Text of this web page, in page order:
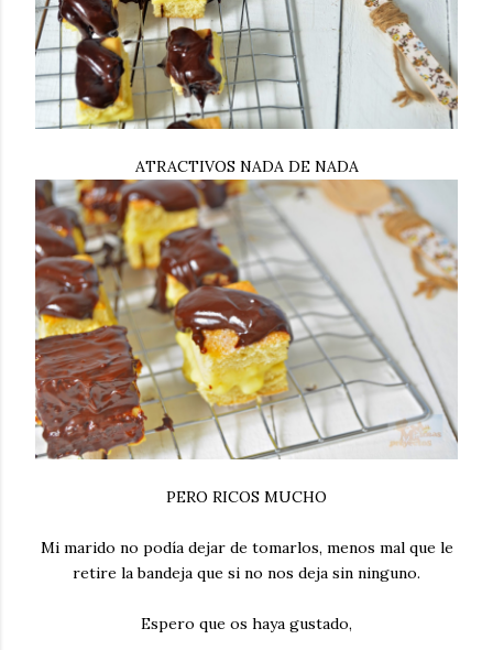
ATRACTIVOS NADA DE NADA
PERO RICOS MUCHO
Mi marido no podía dejar de tomarlos, menos mal que le
retire la bandeja que si no nos deja sin ninguno.
Espero que os haya gustado,